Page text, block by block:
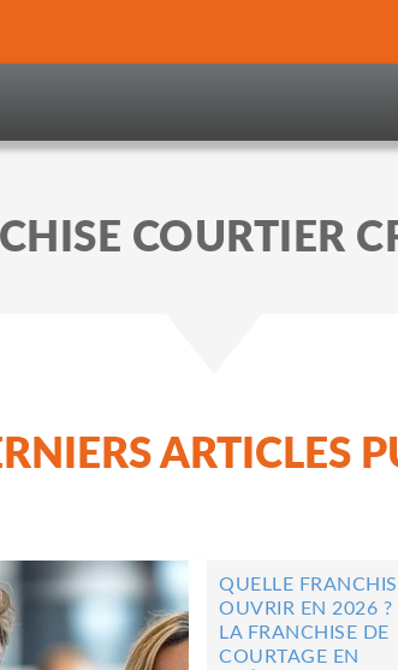
COURTIER
QUELLE
OUVRIR EN 2026 ?
LA FRANCHISE DE
COURTAGE EN